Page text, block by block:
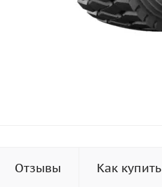
Отзывы Как купить